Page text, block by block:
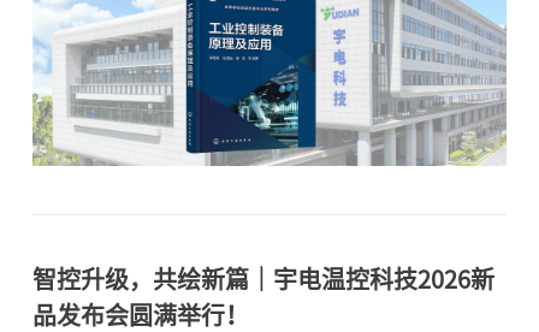
认可，也意味着国产控制器获得国家级权威教材认可，
成为自动化专业人才培养的典型案例。 《工业控制装备
原理及应用》是高等学校自动化类专业系列教材，由中
国化工教育协会主办、化学工业出版社出版，是国内极
具权威性的规划教材。在“过程控制仪表”章节中，教
解析。 该教材在文中明确表示，“宇电先进技术方面实
现了对进口仪表的赶超。在数字控制器国产化替代方面
智控升级，共绘新篇｜宇电温控科技2026新
品发布会圆满举行！